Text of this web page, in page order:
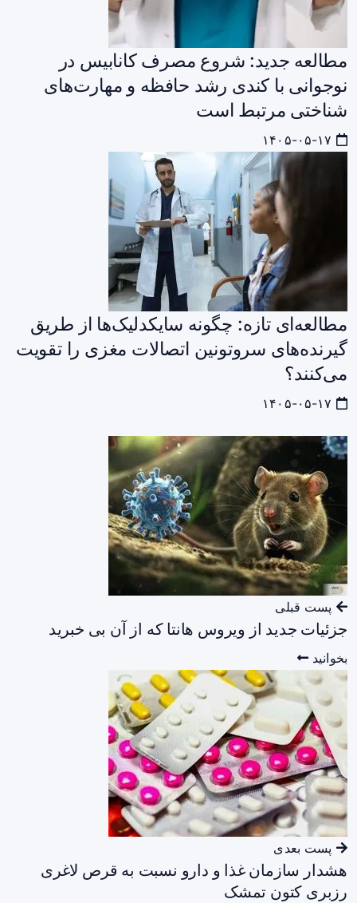
مطالعه جدید: شروع مصرف کانابیس در
نوجوانی با کندی رشد حافظه و مهارت‌های
شناختی مرتبط است
مطالعه‌ای تازه: چگونه سایکدلیک‌ها از طریق
گیرنده‌های سروتونین اتصالات مغزی را تقویت
می‌کنند؟
پست قبلی
جزئیات جدید از ویروس هانتا که از آن بی خبرید
بخوانید
پست بعدی
هشدار سازمان غذا و دارو نسبت به قرص لاغری
رزبری کتون تمشک